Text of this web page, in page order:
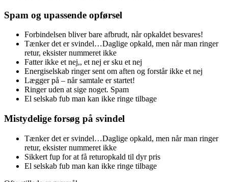
Spam og upassende opførsel
Forbindelsen bliver bare afbrudt, når opkaldet besvares!
Tænker det er svindel…Daglige opkald, men når man ringer
retur, eksister nummeret ikke
Fatter ikke et nej,, et nej er sku et nej
Energiselskab ringer sent om aften og forstår ikke et nej
Lægger på – når samtale er startet!
Ringer uden at sige noget. Spam
El selskab fub man kan ikke ringe tilbage
Mistydelige forsøg på svindel
Tænker det er svindel…Daglige opkald, men når man ringer
retur, eksister nummeret ikke
Sikkert fup for at få returopkald til dyr pris
El selskab fub man kan ikke ringe tilbage